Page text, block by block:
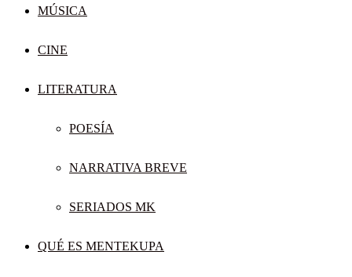
MÚSICA
CINE
LITERATURA
POESÍA
NARRATIVA BREVE
SERIADOS MK
QUÉ ES MENTEKUPA